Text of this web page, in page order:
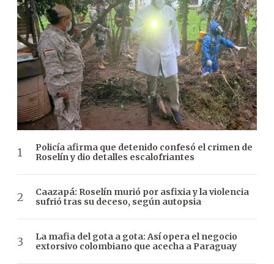
Policía afirma que detenido confesó el crimen de
Roselín y dio detalles escalofriantes
Caazapá: Roselín murió por asfixia y la violencia
sufrió tras su deceso, según autopsia
La mafia del gota a gota: Así opera el negocio
extorsivo colombiano que acecha a Paraguay